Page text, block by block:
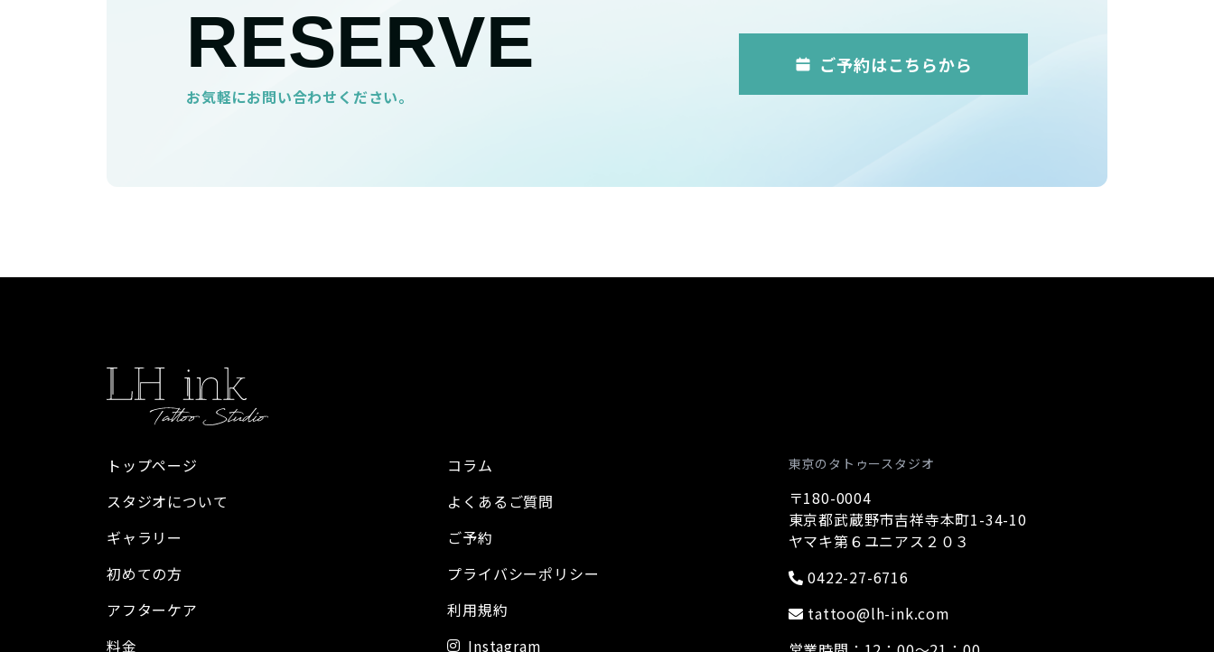
RESERVE
お気軽にお問い合わせください。
ご予約はこちらから
トップページ
スタジオについて
ギャラリー
初めての方
アフターケア
料金
コラム
よくあるご質問
ご予約
プライバシーポリシー
利用規約
Instagram
東京のタトゥースタジオ
〒180-0004
東京都武蔵野市吉祥寺本町1-34-10
ヤマキ第６ユニアス２０３
0422-27-6716
tattoo@lh-ink.com